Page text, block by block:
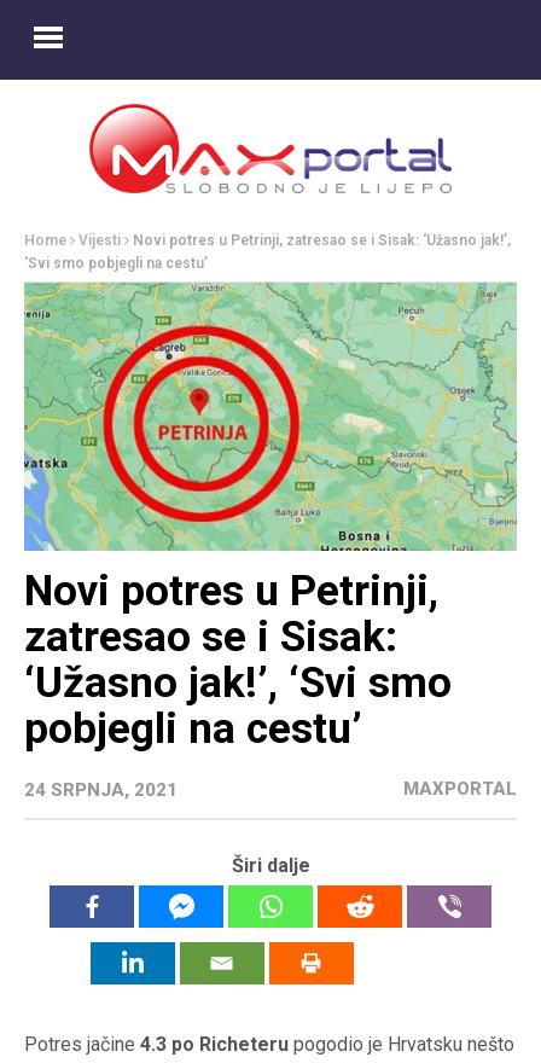
Home Vijesti
Novi potres u Petrinji, zatresao se i Sisak: ‘Užasno jak!’,
‘Svi smo pobjegli na cestu’
Novi potres u Petrinji,
zatresao se i Sisak:
‘Užasno jak!’, ‘Svi smo
pobjegli na cestu’
24 SRPNJA, 2021 MAXPORTAL
Širi dalje
Potres jačine 4.3 po Richeteru pogodio je Hrvatsku nešto